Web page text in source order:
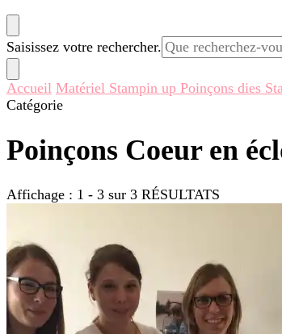
Vous
recherchiez
quelque
chose ?
Saisissez votre rechercher.
Accueil Matériel Stampin up Poinçons dies
Catégorie
Poinçons Coeur en
Affichage : 1 - 3 sur 3 RÉSULTATS